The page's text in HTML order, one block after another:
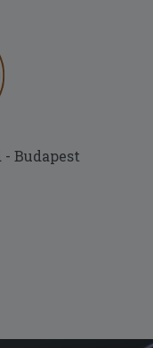
Budapest